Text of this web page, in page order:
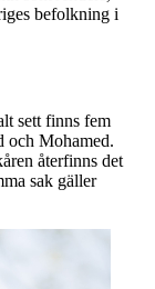
befolkning i
sett finns fem
och Mohamed.
återfinns det
sak gäller